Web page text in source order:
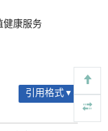
健康服务
引用格式 ▾